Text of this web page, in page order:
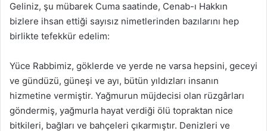
Geliniz, şu mübarek Cuma saatinde, Cenab-ı Hakkın
bizlere ihsan ettiği sayısız nimetlerinden bazılarını hep
birlikte tefekkür edelim:
Yüce Rabbimiz, göklerde ve yerde ne varsa hepsini, geceyi
ve gündüzü, güneşi ve ayı, bütün yıldızları insanın
hizmetine vermiştir. Yağmurun müjdecisi olan rüzgârları
göndermiş, yağmurla hayat verdiği ölü topraktan nice
bitkileri, bağları ve bahçeleri çıkarmıştır. Denizleri ve